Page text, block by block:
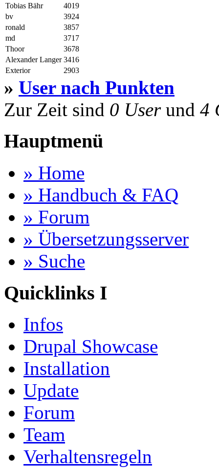
Tobias Bähr
4019
bv
3924
ronald
3857
md
3717
Thoor
3678
Alexander Langer 3416
Exterior
2903
» User nach Punkten
Zur Zeit sind 0 Userund 4
Hauptmenü
» Home
» Handbuch & FAQ
» Forum
» Übersetzungsserver
» Suche
Quicklinks I
Infos
Drupal Showcase
Installation
Update
Forum
Team
Verhaltensregeln